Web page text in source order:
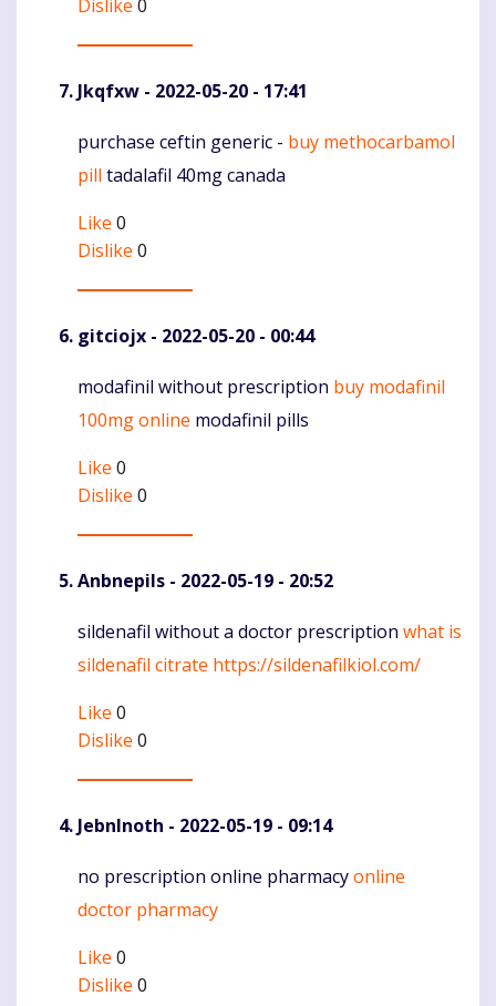
Dislike 0
Jkqfxw - 2022-05-20 - 17:41
Komentaras
purchase ceftin generic - buy methocarbamol
pill tadalafil 40mg canada
Like 0
Dislike 0
gitciojx - 2022-05-20 - 00:44
Komentaras
modafinil without prescription buy modafinil
100mg online modafinil pills
Like 0
Dislike 0
Anbnepils - 2022-05-19 - 20:52
Komentaras
sildenafil without a doctor prescription what is
sildenafil citrate https://sildenafilkiol.com/
Like 0
Dislike 0
JebnInoth - 2022-05-19 - 09:14
Komentaras
no prescription online pharmacyonline
doctor pharmacy
Like 0
Dislike 0